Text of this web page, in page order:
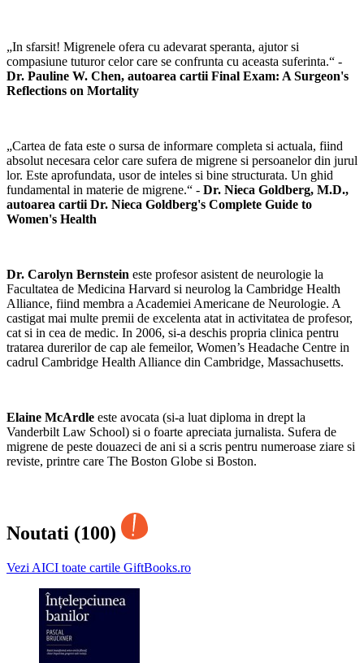
„In sfarsit! Migrenele ofera cu adevarat speranta, ajutor si
compasiune tuturor celor care se confrunta cu aceasta suferinta.“ -
Dr. Pauline W. Chen, autoarea cartii Final Exam: A Surgeon's
Reflections on Mortality
„Cartea de fata este o sursa de informare completa si actuala, fiind
absolut necesara celor care sufera de migrene si persoanelor din jurul
lor. Este aprofundata, usor de inteles si bine structurata. Un ghid
fundamental in materie de migrene.“ - Dr. Nieca Goldberg, M.D.,
autoarea cartii Dr. Nieca Goldberg's Complete Guide to
Women's Health
Dr. Carolyn Bernstein este profesor asistent de neurologie la
Facultatea de Medicina Harvard si neurolog la Cambridge Health
Alliance, fiind membra a Academiei Americane de Neurologie. A
castigat mai multe premii de excelenta atat in activitatea de profesor,
cat si in cea de medic. In 2006, si-a deschis propria clinica pentru
tratarea durerilor de cap ale femeilor, Women’s Headache Centre in
cadrul Cambridge Health Alliance din Cambridge, Massachusetts.
Elaine McArdle este avocata (si-a luat diploma in drept la
Vanderbilt Law School) si o foarte apreciata jurnalista. Sufera de
migrene de peste douazeci de ani si a scris pentru numeroase ziare si
reviste, printre care The Boston Globe si Boston.
Noutati (100)
Vezi AICI toate cartile GiftBooks.ro